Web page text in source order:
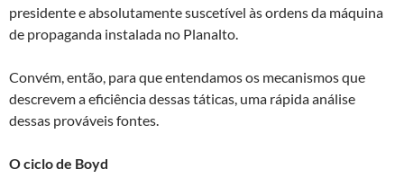
presidente e absolutamente suscetível às ordens da máquina
de propaganda instalada no Planalto.
Convém, então, para que entendamos os mecanismos que
descrevem a eficiência dessas táticas, uma rápida análise
dessas prováveis fontes.
O ciclo de Boyd